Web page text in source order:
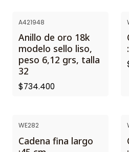
A421948
Anillo de oro 18k
modelo sello liso,
peso 6,12 grs, talla
32
$734.400
WE282
Cadena fina largo